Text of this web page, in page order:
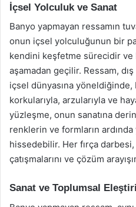
İçsel Yolculuk ve Sanat
Banyo yapmayan ressamın
onun içsel yolculuğunun bir
kendini keşfetme sürecidir ve
aşamadan geçilir. Ressam,
içsel dünyasına
korkularıyla, arzularıyla ve
yüzleşme, onun sanatına
renklerin ve formların
hissedebilir. Her fırça darbesi,
çatışmalarını ve çözüm
Sanat ve Toplumsal Eleştiri